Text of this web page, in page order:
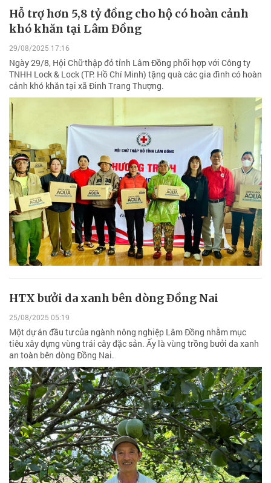
Hỗ trợ hơn 5,8 tỷ đồng cho hộ có hoàn cảnh
khó khăn tại Lâm Đồng
29/08/2025 17:16
Ngày 29/8, Hội Chữ thập đỏ tỉnh Lâm Đồng phối hợp với Công ty
TNHH Lock & Lock (TP. Hồ Chí Minh) tặng quà các gia đình có hoàn
cảnh khó khăn tại xã Đinh Trang Thượng.
HTX bưởi da xanh bên dòng Ðồng Nai
25/08/2025 05:19
Một dự án đầu tư của ngành nông nghiệp Lâm Đồng nhằm mục
tiêu xây dựng vùng trái cây đặc sản. Ấy là vùng trồng bưởi da xanh
an toàn bên dòng Đồng Nai.